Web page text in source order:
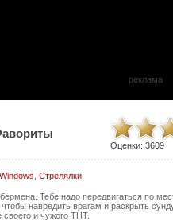
реклама
Оценки: 3609
Стрелялки
Тебе надо передвигаться по
навредить врагам и раскрыть
и чужого ТНТ.